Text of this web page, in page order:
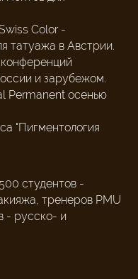
Color -
татуажа в Австрии.
и зарубежом.
Permanent осенью
"Пигментология
студентов -
тренеров PMU
- русско- и